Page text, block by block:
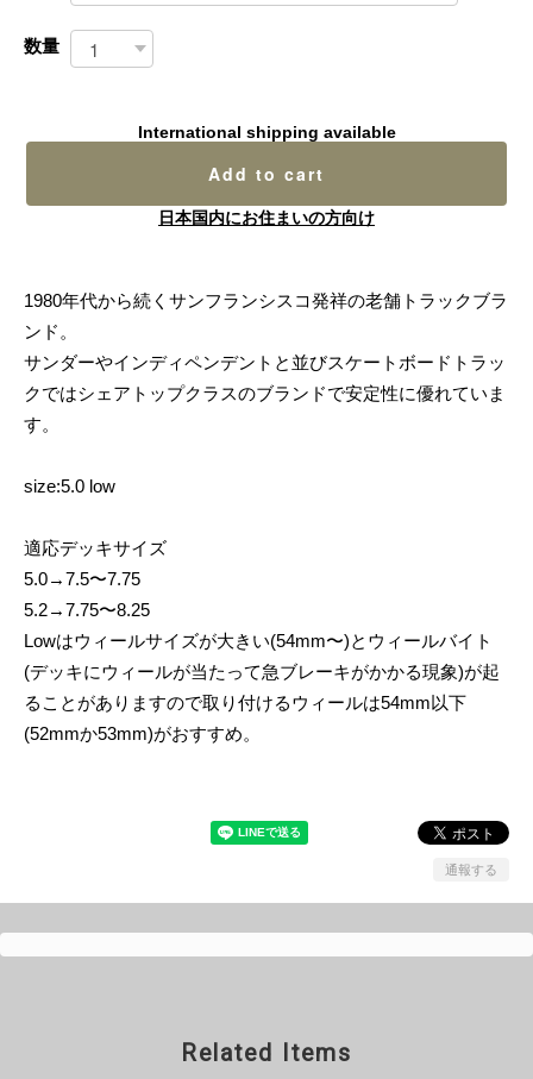
数量
International shipping available
Add to cart
日本国内にお住まいの方向け
1980年代から続くサンフランシスコ発祥の老舗トラックブラ
ンド。
サンダーやインディペンデントと並びスケートボードトラッ
クではシェアトップクラスのブランドで安定性に優れていま
す。
size:5.0 low
適応デッキサイズ
5.0→7.5〜7.75
5.2→7.75〜8.25
Lowはウィールサイズが大きい(54mm〜)とウィールバイト
(デッキにウィールが当たって急ブレーキがかかる現象)が起
ることがありますので取り付けるウィールは54mm以下
(52mmか53mm)がおすすめ。
通報する
Related Items